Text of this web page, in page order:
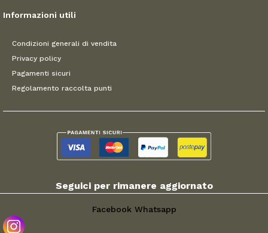
Informazioni utili
Condizioni generali di vendita
Privacy policy
Pagamenti sicuri
Regolamento raccolta punti
Seguici per rimanere aggiornato
Facebook Whatsapp